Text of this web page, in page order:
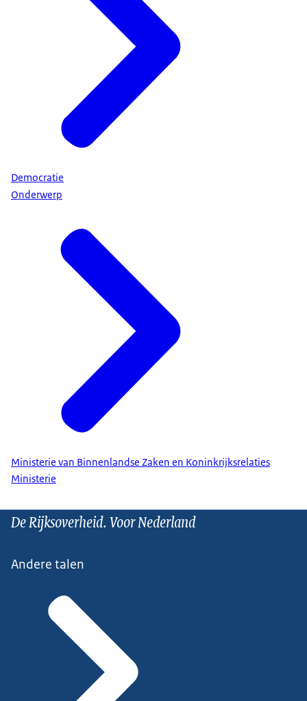
Democratie
Onderwerp
Ministerie van Binnenlandse Zaken en Koninkrijksrelaties
Ministerie
De Rijksoverheid. Voor Nederland
Andere talen